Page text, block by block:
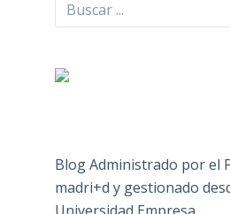
Blog Administrado por el
madri+d y gestionado